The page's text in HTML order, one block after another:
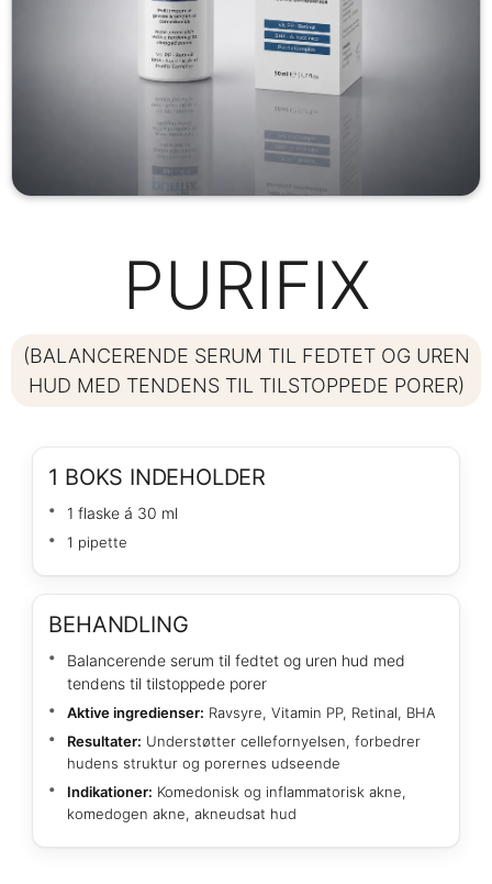
PURIFIX
(BALANCERENDE SERUM TIL FEDTET OG UREN
HUD MED TENDENS TIL TILSTOPPEDE PORER)
1 BOKS INDEHOLDER
1 flaske á 30 ml
1 pipette
BEHANDLING
Balancerende serum til fedtet og uren hud med
tendens til tilstoppede porer
Aktive ingredienser: Ravsyre, Vitamin PP, Retinal, BHA
Resultater: Understøtter cellefornyelsen, forbedrer
hudens struktur og porernes udseende
Indikationer: Komedonisk og inflammatorisk akne,
komedogen akne, akneudsat hud